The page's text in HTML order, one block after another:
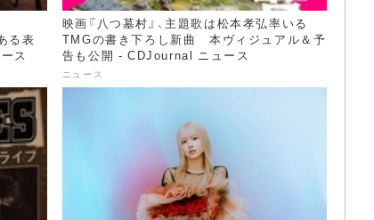
る表
ス
映画『八つ墓村』、主題歌は松本孝弘率いる
TMGの書き下ろし新曲 本ヴィジュアル＆予
告も公開 - CDJournal ニュース
ニュース